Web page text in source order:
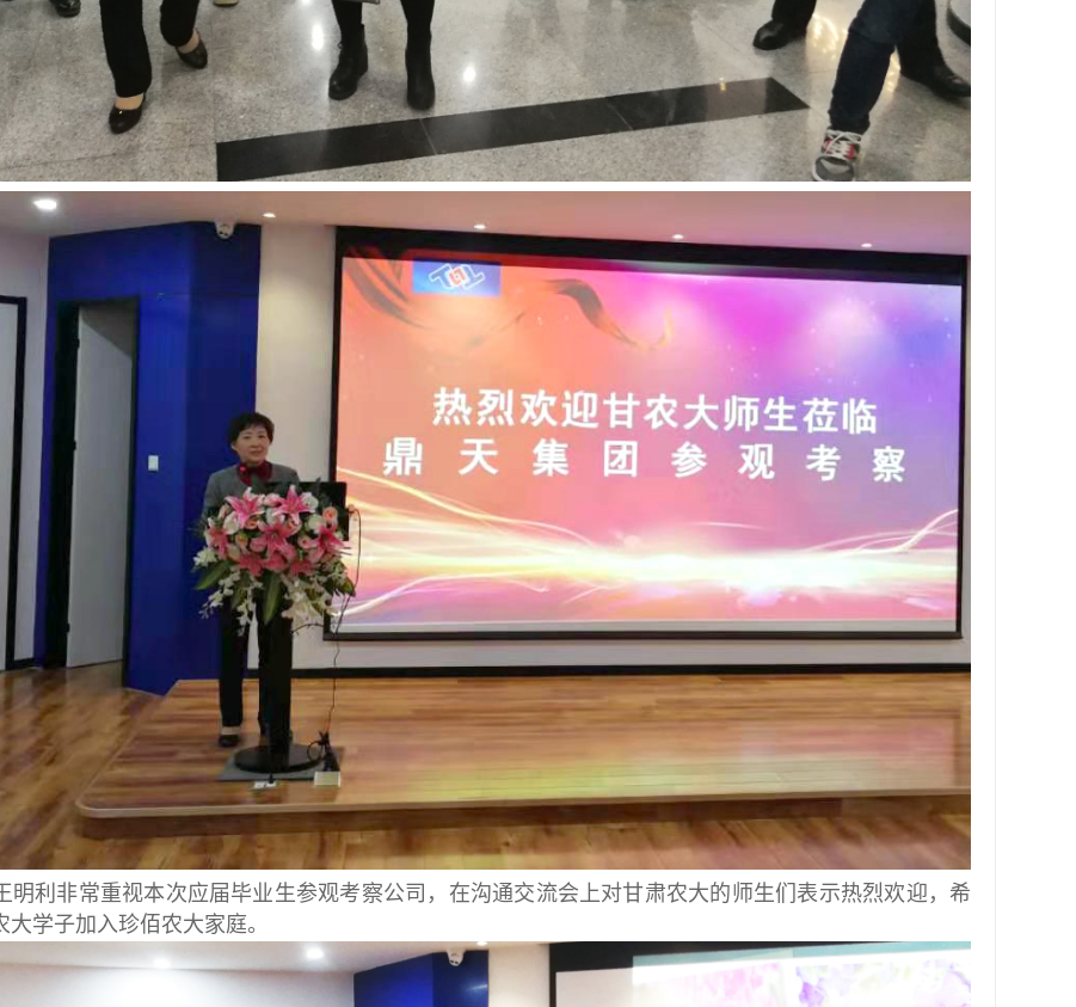
明利非常重视本次应届毕业生参观考察公司，在沟通交流会上对甘肃农大的师生们表示热烈欢迎，希
学子加入珍佰农大家庭。